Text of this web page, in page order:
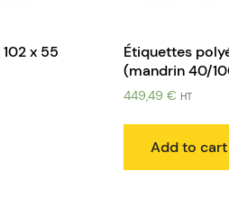
x 55
Étiquettes
(mandrin 40/
449,49€ HT
Add to cart